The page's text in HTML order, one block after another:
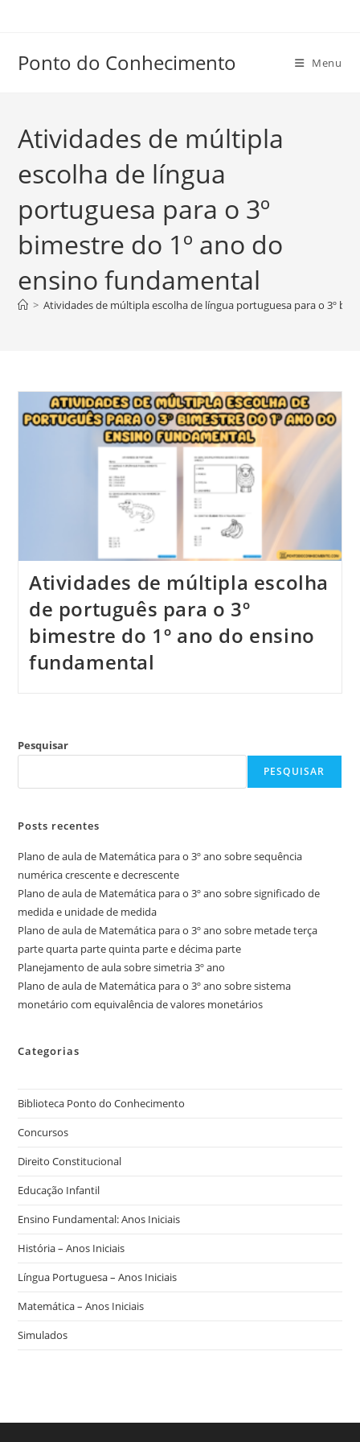
conteúdo
Ponto do Conhecimento Menu
Atividades de múltipla
escolha de língua
portuguesa para o 3º
bimestre do 1º ano do
ensino fundamental
> Atividades de múltipla escolha de língua portuguesa para o 3º
Atividades de múltipla escolha
de português para o 3º
bimestre do 1º ano do ensino
fundamental
Pesquisar
PESQUISAR
Posts recentes
Plano de aula de Matemática para o 3º ano sobre sequência
numérica crescente e decrescente
Plano de aula de Matemática para o 3º ano sobre significado de
medida e unidade de medida
Plano de aula de Matemática para o 3º ano sobre metade terça
parte quarta parte quinta parte e décima parte
Planejamento de aula sobre simetria 3º ano
Plano de aula de Matemática para o 3º ano sobre sistema
monetário com equivalência de valores monetários
Categorias
Biblioteca Ponto do Conhecimento
Concursos
Direito Constitucional
Educação Infantil
Ensino Fundamental: Anos Iniciais
História – Anos Iniciais
Língua Portuguesa – Anos Iniciais
Matemática – Anos Iniciais
Simulados